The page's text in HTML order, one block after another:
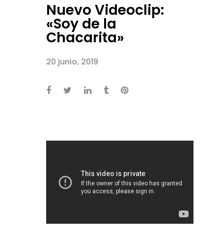
Nuevo Videoclip:
«Soy de la
Chacarita»
20 junio, 2019